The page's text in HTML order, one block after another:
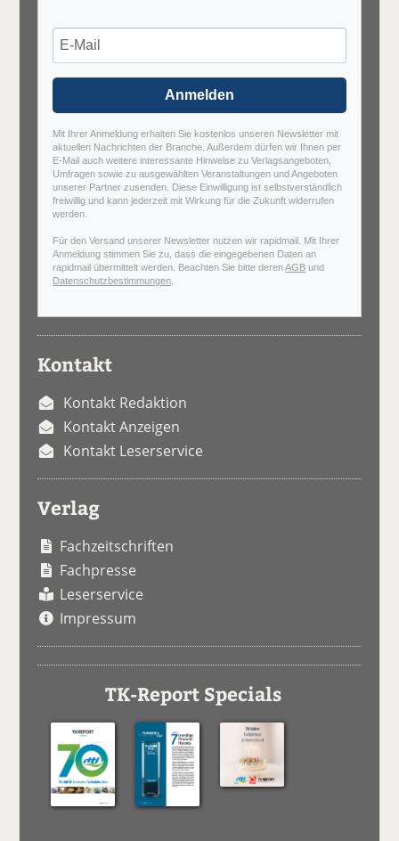
Anmelden
Mit Ihrer Anmeldung erhalten Sie kostenlos unseren Newsletter mit
aktuellen Nachrichten der Branche. Außerdem dürfen wir Ihnen per
E-Mail auch weitere interessante Hinweise zu Verlagsangeboten,
Umfragen sowie zu ausgewählten Veranstaltungen und Angeboten
unserer Partner zusenden. Diese Einwilligung ist selbstverständlich
freiwillig und kann jederzeit mit Wirkung für die Zukunft widerrufen
werden.
Für den Versand unserer Newsletter nutzen wir rapidmail. Mit Ihrer
Anmeldung stimmen Sie zu, dass die eingegebenen Daten an
rapidmail übermittelt werden. Beachten Sie bitte derenAGB und
Datenschutzbestimmungen
Kontakt
Kontakt Redaktion
Kontakt Anzeigen
Kontakt Leserservice
Verlag
Fachzeitschriften
Fachpresse
Leserservice
Impressum
TK-Report Specials